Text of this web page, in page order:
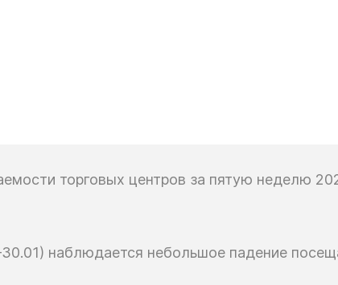
торговых центров за пятую неделю
наблюдается небольшое падение